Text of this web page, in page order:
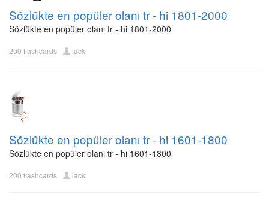
Sözlükte en popüler olanı tr - hi 1801-2000
Sözlükte en popüler olanı tr - hi 1801-2000
200 flashcards lack
Sözlükte en popüler olanı tr - hi 1601-1800
Sözlükte en popüler olanı tr - hi 1601-1800
200 flashcards lack